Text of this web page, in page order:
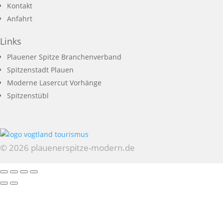
Kontakt
Anfahrt
Links
Plauener Spitze Branchenverband
Spitzenstadt Plauen
Moderne Lasercut Vorhänge
Spitzenstübl
© 2026 plauenerspitze-modern.de